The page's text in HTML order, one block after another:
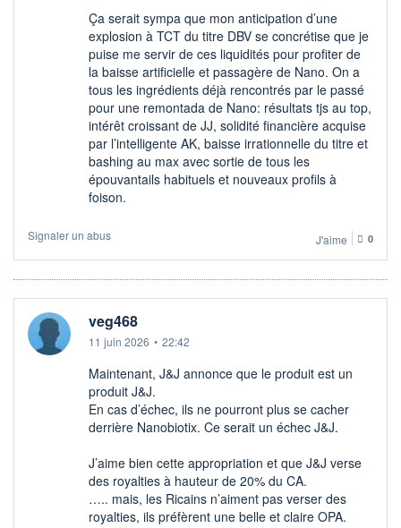
Ça serait sympa que mon anticipation d’une
explosion à TCT du titre DBV se concrétise que je
puise me servir de ces liquidités pour profiter de
la baisse artificielle et passagère de Nano. On a
tous les ingrédients déjà rencontrés par le passé
pour une remontada de Nano: résultats tjs au top,
intérêt croissant de JJ, solidité financière acquise
par l’intelligente AK, baisse irrationnelle du titre et
bashing au max avec sortie de tous les
épouvantails habituels et nouveaux profils à
foison.
Signaler un abus J'aime 0
veg468
11 juin 2026 • 22:42
Maintenant, J&J annonce que le produit est un
produit J&J.
En cas d’échec, ils ne pourront plus se cacher
derrière Nanobiotix. Ce serait un échec J&J.
J’aime bien cette appropriation et que J&J verse
des royalties à hauteur de 20% du CA.
….. mais, les Ricains n’aiment pas verser des
royalties, ils préfèrent une belle et claire OPA.